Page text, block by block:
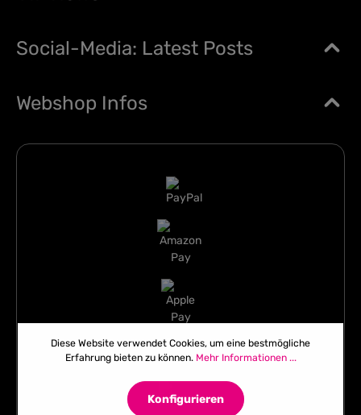
Social-Media: Latest Posts
Webshop Infos
Diese Website verwendet Cookies, um eine bestmögliche
Erfahrung bieten zu können. Mehr Informationen ...
Konfigurieren